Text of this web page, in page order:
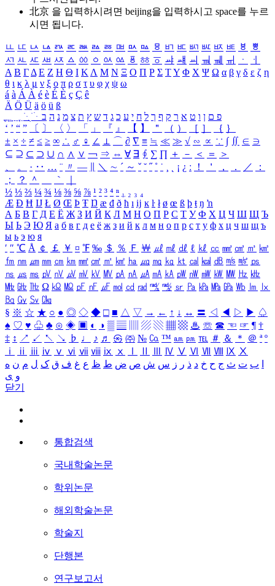
北京 을 입력하시려면 beijing을 입력하시고 space를 누르
시면 됩니다.
ㅥ ㅦ ㅧ ㅨ ㅩ ㅪ ㅫ ㅬ ㅭ ㅮ ㅯ ㅰ ㅱ ㅲ ㅳ ㅴ ㅵ ㅶ ㅷ ㅸ
ㅹ
ㅺ ㅻ ㅼ ㅽ ㅾ ㅿ ㆀ ㆁ ㆂ ㆃ ㆄ ㆅ ㆆ ㆇ ㆈ ㆉ ㆊ ㆋ ㆌ ㆍ
ㆎ
Α Β ΓΔ Ε Ζ Η Θ Ι ΚΛ Μ Ν Ξ Ο Π Ρ Σ ΤΥ Φ Χ Ψ Ω α β γ δ ε ζ η
θ ι κ λ μ ν ξ ο π ρ σ τ υ φ χ ψ ω
á à Á À é è É È ç Ç ê
Ä Ö Ü ä ö ü ß
ִֶֹ ֻּ ׁׂ פ ם ן ו ט א ר ק ף ך ל ח י ע כ ג ד ש ץ ת צ מ נ ה ב
‘ ’ “ ” 〔 〕 〈 〉 「 」 『 』 【 】 ＂ （ ） ［ ］ ｛ ｝
± × ÷ ≠ ≤ ≥ ∞ ∴ ♂ ♀ ∠ ⊥ ⌒ ∂ ∇ ≡ ≒ ≪ ≫ √ ∽ ∝ ∵ ∫ ∬ ∈ ∋
⊆ ⊇ ⊂ ⊃ ∪ ∩ ∧ ∨ ￢ ⇒ ⇔ ∀ ∃ ∮ ∑ ∏ ＋ － ＜ ＝
＞
、
。 · ‥ … ¨ 〃 ― ＼ ∼ ´ ～ ˇ ˘ ˝ ˚ ˙ ¸ ¡ ¿ ː ！ ＇ ， ． ／
：
；
？ ＾ ｀
½ ⅓ ⅔ ¼ ¾ ⅛ ⅜ ⅝ ⅞ ¹ ² ³ ⁴ ⁿ ₁ ₂ ₃ ₄
Æ Ð Ħ Ĳ Ł Ø Œ Þ Ŧ Ŋ æ đ ð ħ ı ĳ ĸ ŀ ł ø œ ß þ ŧ ŋ ŉ
А Б В Г Д Е Ё Ж З И Й К Л М Н О П Р С Т У Ф Х Ц Ч Ш Щ Ъ
Ы Ь Э Ю Я а б в г д е ё ж з и й к л м н о п р с т у ф х ц ч ш щ ъ
ы ь э ю я
′ ″ ℃ Å ￠ ￡ ￥ ¤ ℉ ‰ ＄ ％ Ｆ ￦ ㎕ ㎖ ㎗ ℓ ㎘ ㏄ ㎣ ㎤ ㎥ ㎦
㎙ ㎚ ㎛ ㎜ ㎝ ㎞ ㎟ ㎠ ㎡ ㎢ ㏊ ㎍ ㎎ ㎏ ㏏ ㎈ ㎉ ㏈ ㎧ ㎨ ㎰
㎱ ㎲ ㎳ ㎴ ㎵ ㎶ ㎷ ㎸ ㎹ ㎀ ㎁ ㎂ ㎃ ㎄ ㎺ ㎻ ㎽ ㎾ ㎿ ㎐ ㎑
㎒ ㎓ ㎔ Ω ㏀ ㏁ ㎊ ㎋ ㎌ ㏖ ㏅ ㎭ ㎮ ㎯ ㏛ ㎩ ㎪ ㎫ ㎬ ㏝ ㏐
㏓
㏃ ㏉ ㏜ ㏆
§ ※ ☆ ★ ○ ● ◎ ◇ ◆ □ ■ △ ▽ → ← ↑ ↓ ↔ 〓 ◁ ◀ ▷ ▶ ♤
♠ ♡ ♥ ♧ ♣ ⊙ ◈ ▣ ◐ ◑ ▒ ▤ ▨ ▧ ▦ ▩ ♨ ☏ ☎ ☜ ☞ ¶ †
‡ ↕ ↗ ↙ ↖ ↘ ♭ ♩ ♪ ♬ ㉿ ㈜ № ㏇ ™ ㏂ ㏘ ℡ ＃ ＆ ＊ ＠ ª º
ⅰ
ⅱ ⅲ ⅳ ⅴ ⅵ ⅶ ⅷ ⅸ ⅹ Ⅳ Ⅴ Ⅵ Ⅶ Ⅷ Ⅸ Ⅹ
ب ت ث ج ح خ د ذ ر ز س ش ص ض ط ظ ع غ ف ق ک ل م ن ه
و ی
닫기
통합검색
국내학술논문
학위논문
해외학술논문
학술지
단행본
연구보고서